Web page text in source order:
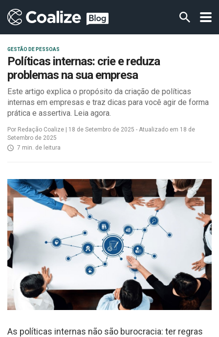
GESTÃO DE PESSOAS
Políticas internas: crie e reduza
problemas na sua empresa
Este artigo explica o propósito da criação de políticas
internas em empresas e traz dicas para você agir de forma
prática e assertiva. Leia agora.
Por Redação Coalize | 18 de Setembro de 2025 - Atualizado em 18 de
Setembro de 2025
7 min. de leitura
As políticas internas não são burocracia: ter regras